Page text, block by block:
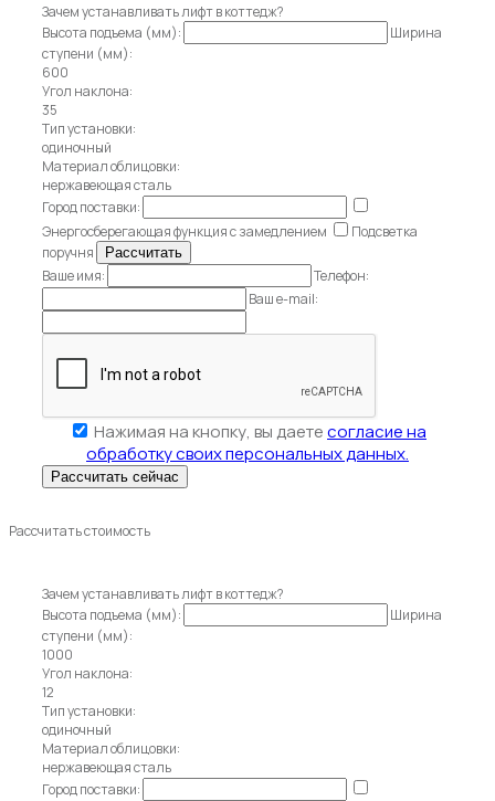
Зачем устанавливать лифт в коттедж?
Высота подъема (мм):
Ширина
ступени (мм):
600
Угол наклона:
35
Тип установки:
одиночный
Материал облицовки:
нержавеющая сталь
Город поставки:
Энергосберегающая функция с замедлением
Подсветка
поручня
Ваше имя:
Телефон:
Ваш e-mail:
Нажимая на кнопку, вы даетесогласие на
обработку своих персональных данных.
Рассчитать стоимость
Зачем устанавливать лифт в коттедж?
Высота подъема (мм):
Ширина
ступени (мм):
1000
Угол наклона:
12
Тип установки:
одиночный
Материал облицовки:
нержавеющая сталь
Город поставки: